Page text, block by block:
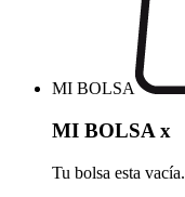
MI BOLSA
MI BOLSA x
Tu bolsa esta vacía.